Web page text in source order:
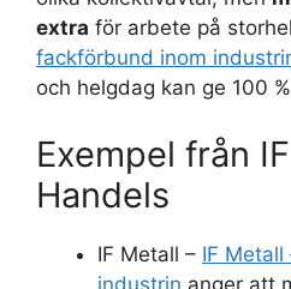
extra för arbete på
fackförbund inom
och helgdag kan ge 100
Exempel från
Handels
IF Metall – IF
industrin anger att